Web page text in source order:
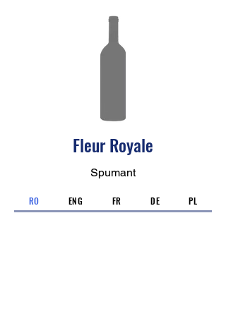
Fleur Royale
Spumant
RO ENG FR DE PL